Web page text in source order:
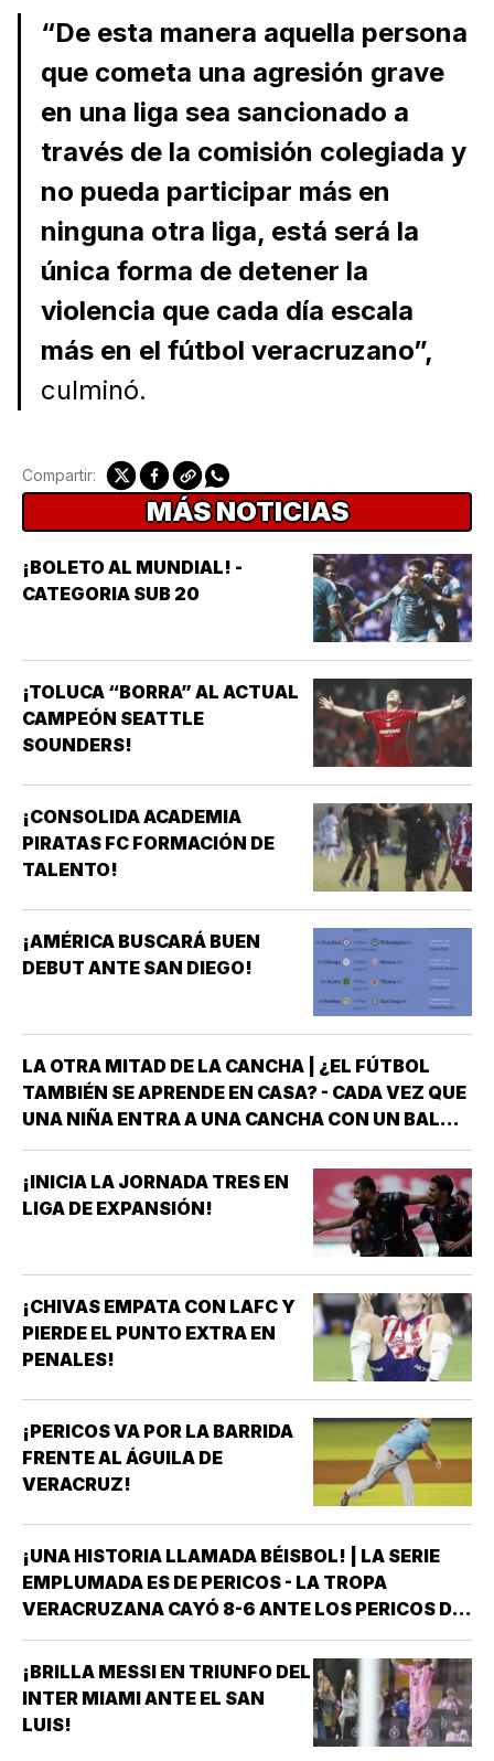
“De esta manera aquella persona
que cometa una agresión grave
en una liga sea sancionado a
través de la comisión colegiada y
no pueda participar más en
ninguna otra liga, está será la
única forma de detener la
violencia que cada día escala
más en el fútbol veracruzano”,
culminó.
Compartir:
MÁS NOTICIAS
¡BOLETO AL MUNDIAL! -
CATEGORIA SUB 20
¡TOLUCA “BORRA” AL ACTUAL
CAMPEÓN SEATTLE
SOUNDERS!
¡CONSOLIDA ACADEMIA
PIRATAS FC FORMACIÓN DE
TALENTO!
¡AMÉRICA BUSCARÁ BUEN
DEBUT ANTE SAN DIEGO!
LA OTRA MITAD DE LA CANCHA | ¿EL FÚTBOL
TAMBIÉN SE APRENDE EN CASA? - CADA VEZ QUE
UNA NIÑA ENTRA A UNA CANCHA CON UN BALÓN
BAJO EL BRAZO, NO LLEGA SOLA *DETRÁS DE
ELLA SIEMPRE HAY ALGUIEN QUE LA LLEVÓ AL
ENTRENAMIENTO, QUE HIZO EL ESFUERZO…
¡INICIA LA JORNADA TRES EN
LIGA DE EXPANSIÓN!
¡CHIVAS EMPATA CON LAFC Y
PIERDE EL PUNTO EXTRA EN
PENALES!
¡PERICOS VA POR LA BARRIDA
FRENTE AL ÁGUILA DE
VERACRUZ!
¡UNA HISTORIA LLAMADA BÉISBOL! | LA SERIE
EMPLUMADA ES DE PERICOS - LA TROPA
VERACRUZANA CAYÓ 8-6 ANTE LOS PERICOS DE
PUEBLA EN EL SEGUNDO JUEGO DE LA ÚLTIMA
SERIE DE LA TEMPORADA REGULAR EN EL
ESTADIO HERMANOS SERDÁN, CON LO QUE LOS
POBLANOS…
¡BRILLA MESSI EN TRIUNFO DEL
INTER MIAMI ANTE EL SAN
LUIS!